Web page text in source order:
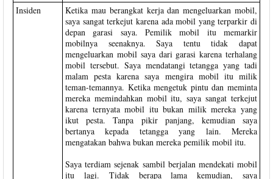
Insiden
Ketika mau berangkat kerja dan mengeluarkan mobil,
saya sangat terkejut karena ada mobil yang terparkir di
depan garasi saya. Pemilik mobil itu memarkir
mobilnya seenaknya. Saya tentu tidak dapat
mengeluarkan mobil saya dari garasi karena terhalang
mobil tersebut. Saya mendatangi tetangga yang tadi
malam pesta karena saya mengira mobil itu milik
teman-temannya. Ketika mengetuk pintu dan meminta
mereka memindahkan mobil itu, saya sangat terkejut
karena ternyata mobil itu bukan milik mereka yang
ikut pesta. Tanpa pikir panjang, kemudian saya
bertanya kepada tetangga yang lain. Mereka
mengatakan bahwa bukan mereka pemilik mobil itu.
Saya terdiam sejenak sambil berjalan mendekati mobil
itu lagi. Tidak berapa lama kemudian, saya